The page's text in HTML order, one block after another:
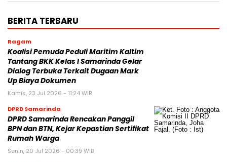
BERITA TERBARU
Ragam
Koalisi Pemuda Peduli Maritim Kaltim
Tantang BKK Kelas I Samarinda Gelar
Dialog Terbuka Terkait Dugaan Mark
Up Biaya Dokumen
Kamis, 23 Jul 2026 - 11:24 WIB
DPRD Samarinda
DPRD Samarinda Rencakan Panggil
BPN dan BTN, Kejar Kepastian Sertifikat
Rumah Warga
Senin, 20 Jul 2026 - 00:39 WIB